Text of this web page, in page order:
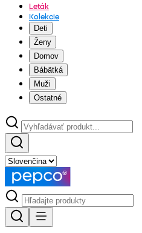
Leták
Kolekcie
Deti
Ženy
Domov
Bábätká
Muži
Ostatné